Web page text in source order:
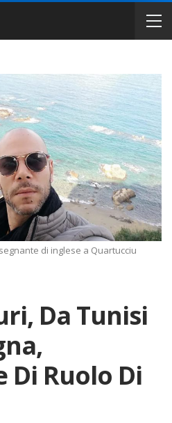
di inglese a Quartucciu
Da Tunisi
Di Ruolo Di